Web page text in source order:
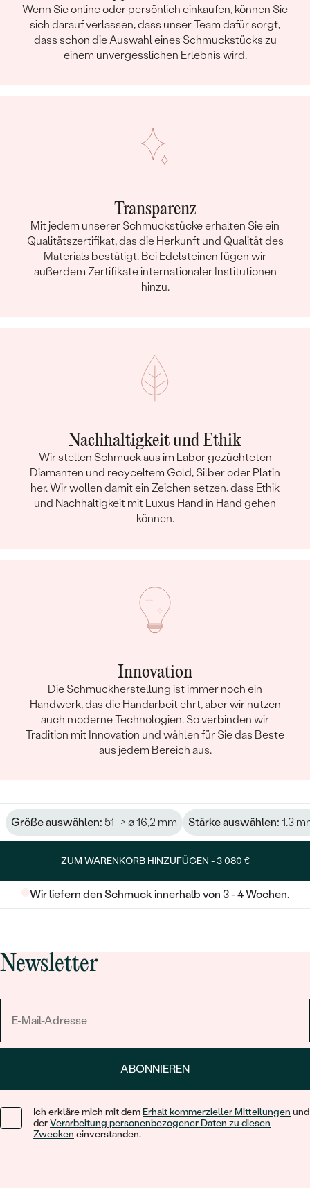
Wenn Sie online oder persönlich einkaufen, können Sie
sich darauf verlassen, dass unser Team dafür sorgt,
dass schon die Auswahl eines Schmuckstücks zu
einem unvergesslichen Erlebnis wird.
Transparenz
Mit jedem unserer Schmuckstücke erhalten Sie ein
Qualitätszertifikat, das die Herkunft und Qualität des
Materials bestätigt. Bei Edelsteinen fügen wir
außerdem Zertifikate internationaler Institutionen
hinzu.
Nachhaltigkeit und Ethik
Wir stellen Schmuck aus im Labor gezüchteten
Diamanten und recyceltem Gold, Silber oder Platin
her. Wir wollen damit ein Zeichen setzen, dass Ethik
und Nachhaltigkeit mit Luxus Hand in Hand gehen
können.
Innovation
Die Schmuckherstellung ist immer noch ein
Handwerk, das die Handarbeit ehrt, aber wir nutzen
auch moderne Technologien. So verbinden wir
Tradition mit Innovation und wählen für Sie das Beste
aus jedem Bereich aus.
Größe auswählen: 51 -> ø 16,2 mm Stärke auswählen: 1.3
ZUM WARENKORB HINZUFÜGEN -3 080 €
Wir liefern den Schmuck innerhalb von 3 - 4 Wochen.
Newsletter
ABONNIEREN
Ich erkläre mich mit dem Erhalt kommerzieller Mitteilungen und
derVerarbeitung personenbezogener Daten zu diesen
Zwecken einverstanden.